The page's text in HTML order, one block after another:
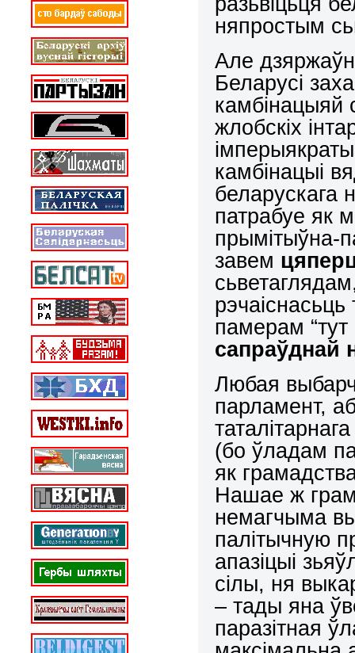
няпростым
Але
Беларусі
камбінацыяй
жлобскіх
камбінацыі
беларускага
патрабуе як
прымітыўна-
завем
памерам “тут
сапраўднай
Любая
парламент,
(бо ўладам
як
Нашае ж
немагчыма
палітычную
апазіцыі
сілы, ня
– тады яна
паразітная